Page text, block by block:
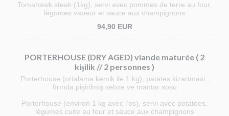
Tomahawk steak (1kg), servi avec pommes de terre au four,
légumes vapeur et sauce aux champignons
94,90 EUR
PORTERHOUSE (DRY AGED) viande maturée ( 2
kişilik // 2 personnes )
Porterhouse (ortalama kemik ile 1 kg), patates kizartmasi ,
fırında pişirilmiş sebze ve mantar sosu
Porterhouse (environ 1 kg avec l’os), servi avec potatoes,
légumes cuite au four et sauce aux champignons